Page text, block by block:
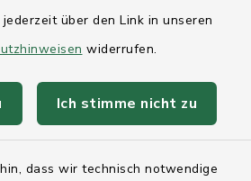
über den Link in unseren
widerrufen.
Ich stimme nicht zu
dass wir technisch notwendige